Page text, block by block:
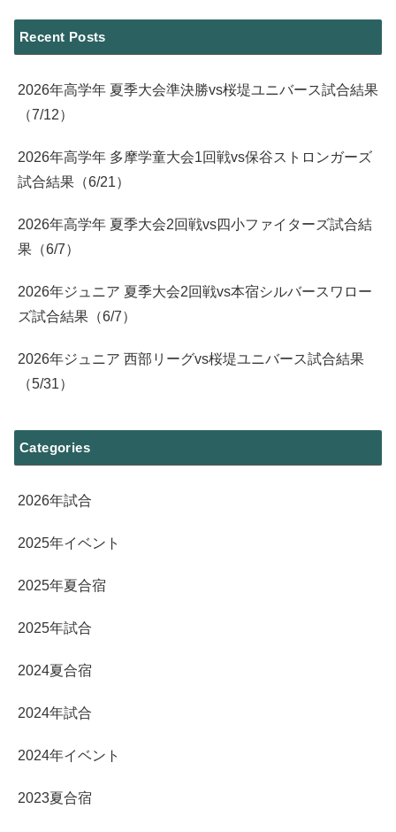
Recent Posts
2026年高学年 夏季大会準決勝vs桜堤ユニバース試合結果
（7/12）
2026年高学年 多摩学童大会1回戦vs保谷ストロンガーズ
試合結果（6/21）
2026年高学年 夏季大会2回戦vs四小ファイターズ試合結
果（6/7）
2026年ジュニア 夏季大会2回戦vs本宿シルバースワロー
ズ試合結果（6/7）
2026年ジュニア 西部リーグvs桜堤ユニバース試合結果
（5/31）
Categories
2026年試合
2025年イベント
2025年夏合宿
2025年試合
2024夏合宿
2024年試合
2024年イベント
2023夏合宿